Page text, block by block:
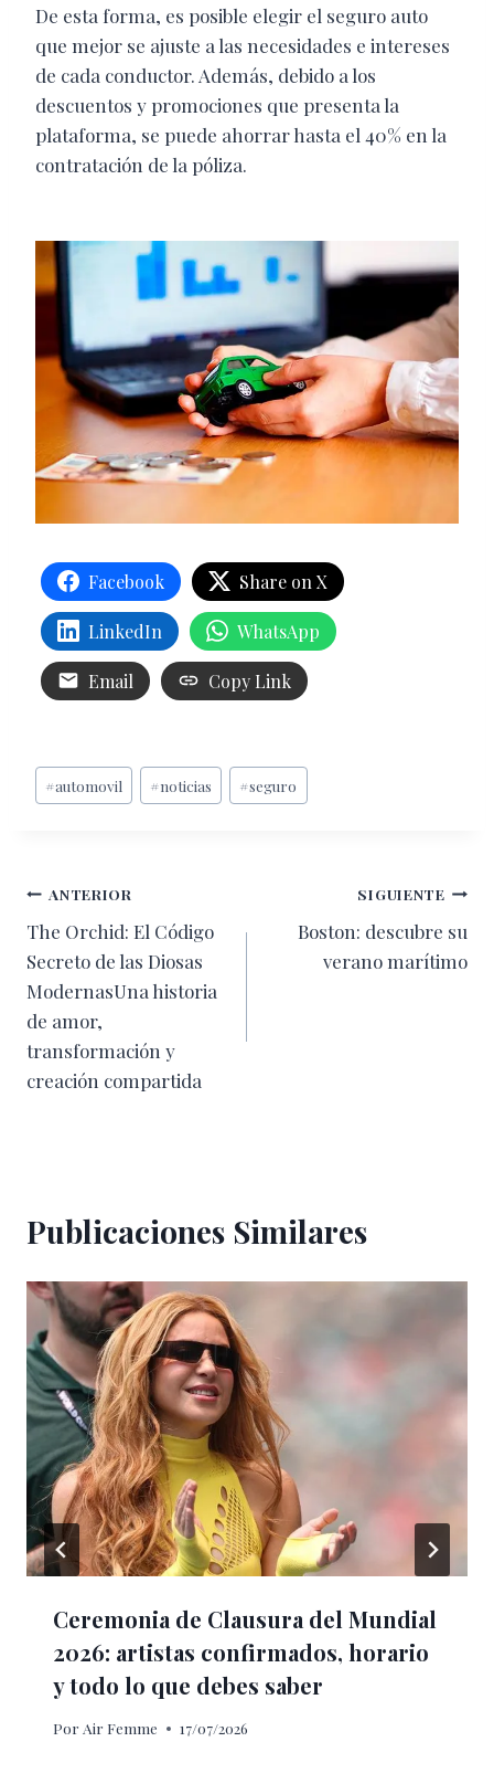
De esta forma, es posible elegir el seguro auto
que mejor se ajuste a las necesidades e intereses
de cada conductor. Además, debido a los
descuentos y promociones que presenta la
plataforma, se puede ahorrar hasta el 40% en la
contratación de la póliza.
Facebook Share on X
LinkedIn WhatsApp
Email Copy Link
Etiquetas
de
#automovil #noticias #seguro
Navegación
de
entradas
ANTERIOR
The Orchid: El Código
Secreto de las Diosas
ModernasUna historia
de amor,
transformación y
creación compartida
SIGUIENTE
Boston: descubre su
verano marítimo
Publicaciones Similares
Ceremonia de Clausura del Mundial
2026: artistas confirmados, horario
y todo lo que debes saber
Por Air Femme 17/07/2026